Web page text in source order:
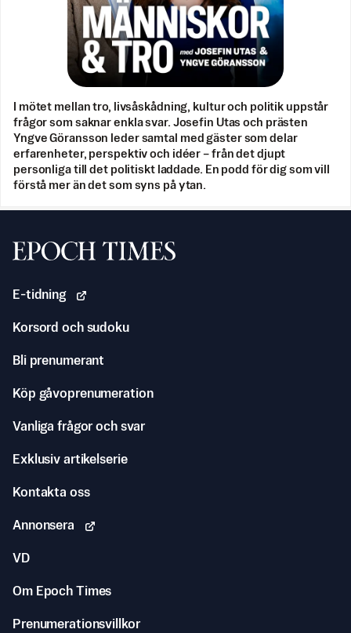
I mötet mellan tro, livsåskådning, kultur och politik uppstår
frågor som saknar enkla svar. Josefin Utas och prästen
Yngve Göransson leder samtal med gäster som delar
erfarenheter, perspektiv och idéer – från det djupt
personliga till det politiskt laddade. En podd för dig som vill
förstå mer än det som syns på ytan.
Svenska Epoch Times
E-tidning
Korsord och sudoku
Bli prenumerant
Köp gåvoprenumeration
Vanliga frågor och svar
Exklusiv artikelserie
Kontakta oss
Annonsera
VD
Om Epoch Times
Prenumerationsvillkor